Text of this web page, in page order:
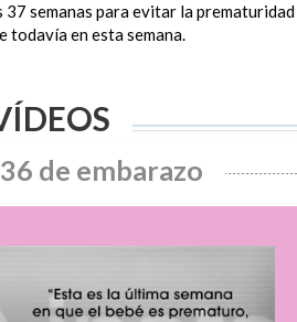
semanas para evitar la prematuridad
todavía en esta semana.
de embarazo